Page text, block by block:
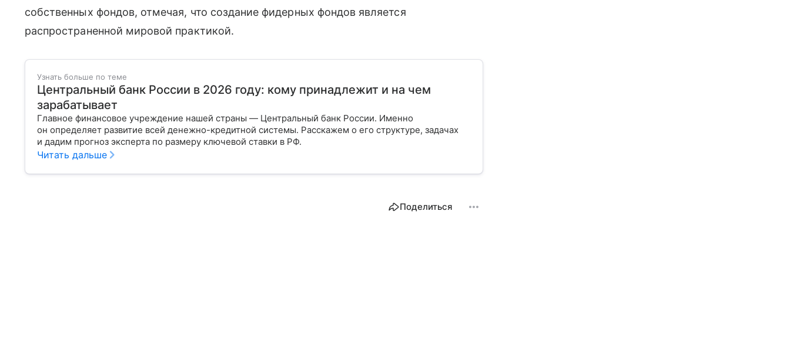
собственных фондов, отмечая, что создание фидерных фондов является
распространенной мировой практикой.
Узнать больше по теме
Центральный банк России в 2026 году: кому принадлежит и на чем
зарабатывает
Главное финансовое учреждение нашей страны — Центральный банк России. Именно
он определяет развитие всей денежно-кредитной системы. Расскажем о его структуре, задачах
и дадим прогноз эксперта по размеру ключевой ставки в РФ.
Читать дальше
Поделиться